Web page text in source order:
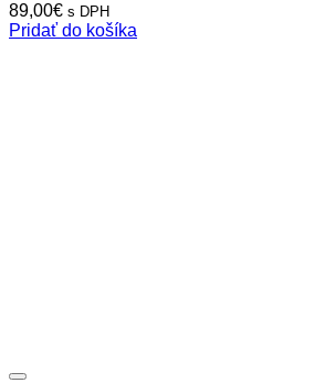
89,00€ s DPH
Pridať do košíka